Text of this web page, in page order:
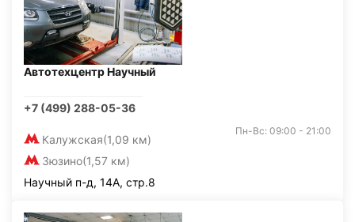
Автотехцентр Научный
+7 (499) 288-05-36
Калужская(1,09 км)
Зюзино(1,57 км)
Пн-Вс: 09:00 - 21:00
Научный п-д, 14А, стр.8